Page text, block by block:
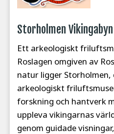
Storholmen Vikingabyn
Ett arkeologiskt
Roslagen omgiven av
natur ligger Storholmen,
arkeologiskt
forskning och hantverk
uppleva vikingarnas
genom guidade